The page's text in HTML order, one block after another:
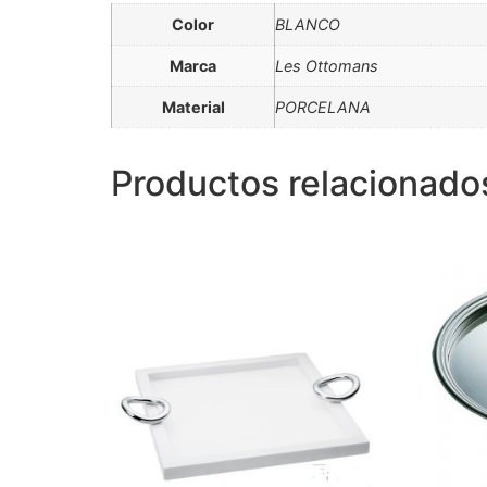
Color BLANCO
Marca Les Ottomans
Material PORCELANA
Productos